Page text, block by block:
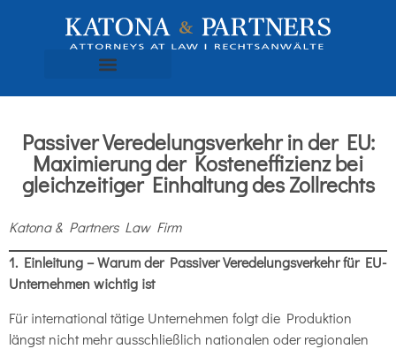
Passiver Veredelungsverkehr in der EU:
Maximierung der Kosteneffizienz bei
gleichzeitiger Einhaltung des Zollrechts
Katona & Partners Law Firm
1. Einleitung – Warum der Passiver Veredelungsverkehr für EU-
Unternehmen wichtig ist
Für international tätige Unternehmen folgt die Produktion
längst nicht mehr ausschließlich nationalen oder regionalen